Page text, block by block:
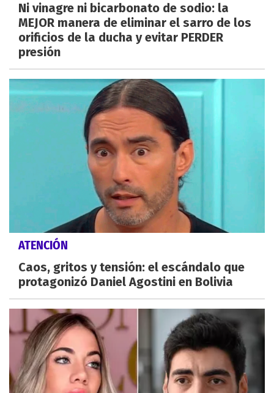
Ni vinagre ni bicarbonato de sodio: la
MEJOR manera de eliminar el sarro de los
orificios de la ducha y evitar PERDER
presión
ATENCIÓN
Caos, gritos y tensión: el escándalo que
protagonizó Daniel Agostini en Bolivia